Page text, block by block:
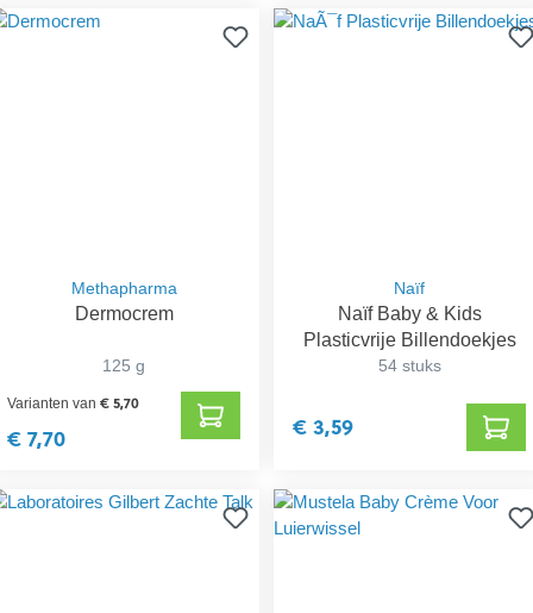
Methapharma
Dermocrem
125 g
Varianten van€ 5,70
€ 7,70
Naïf
Naïf Baby & Kids
Plasticvrije Billendoekjes
54 stuks
€ 3,59